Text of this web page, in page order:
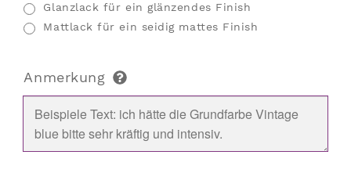
Glanzlack für ein glänzendes Finish
Mattlack für ein seidig mattes Finish
Anmerkung